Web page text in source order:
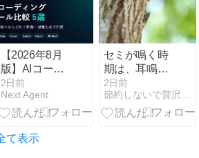
はなく、最初
【2026年8月
版】AIコーデ
ィングツール
比較5選｜副
業で稼ぐなら
課金方式で判
2日前
Next Agent
セミが鳴く時
期は、耳鳴り
が気にならな
くなる！？
2日前
節約しないで贅沢するために！
て表示